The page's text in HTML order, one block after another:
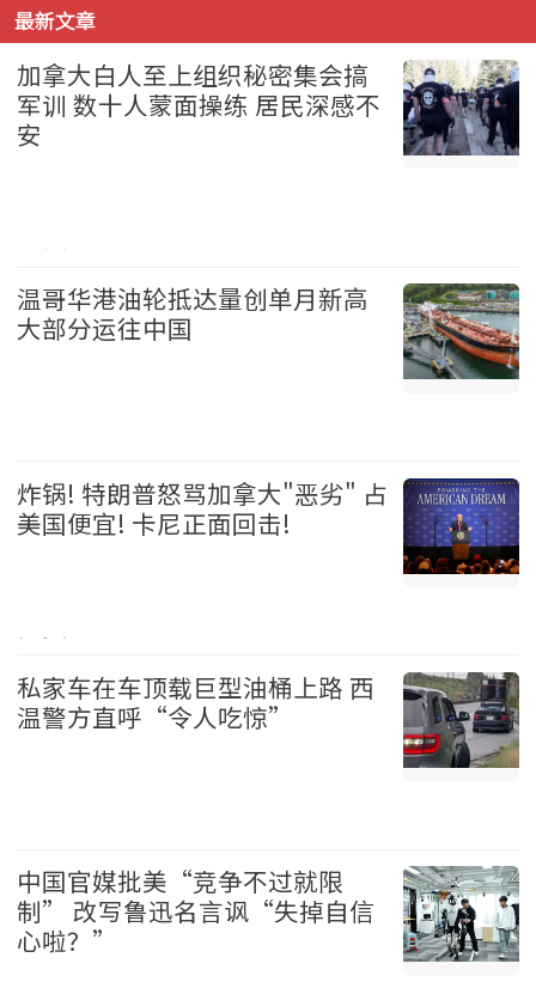
最新文章
加拿大白人至上组织秘密集会搞
军训 数十人蒙面操练 居民深感不
安
加拿大 2026-08-06
温哥华港油轮抵达量创单月新高
大部分运往中国
炸锅! 特朗普怒骂加拿大"恶劣" 占
美国便宜! 卡尼正面回击!
加拿大 2026-08-06
私家车在车顶载巨型油桶上路 西
温警方直呼“令人吃惊”
中国官媒批美“竞争不过就限
制” 改写鲁迅名言讽“失掉自信
心啦？”